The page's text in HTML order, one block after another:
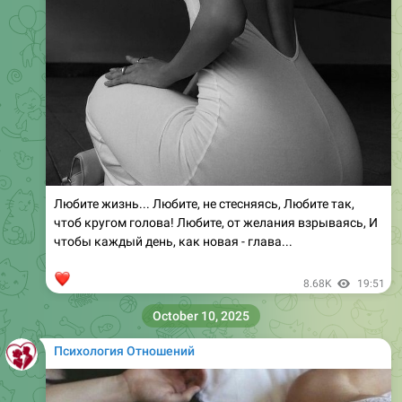
Любите жизнь... Любите, не стесняясь, Любите так,
чтоб кругом голова! Любите, от желания взрываясь, И
чтобы каждый день, как новая - глава...
8.68K 19:51
Психология Отношений
October 10, 2025